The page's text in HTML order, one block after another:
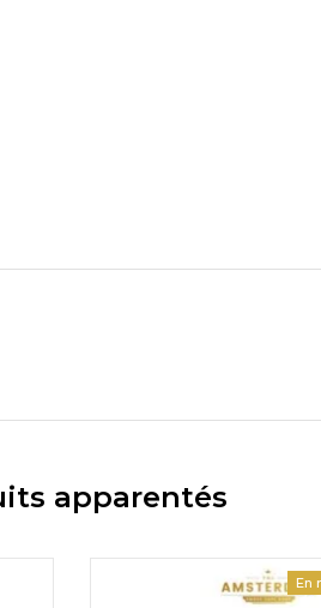
apparentés
En